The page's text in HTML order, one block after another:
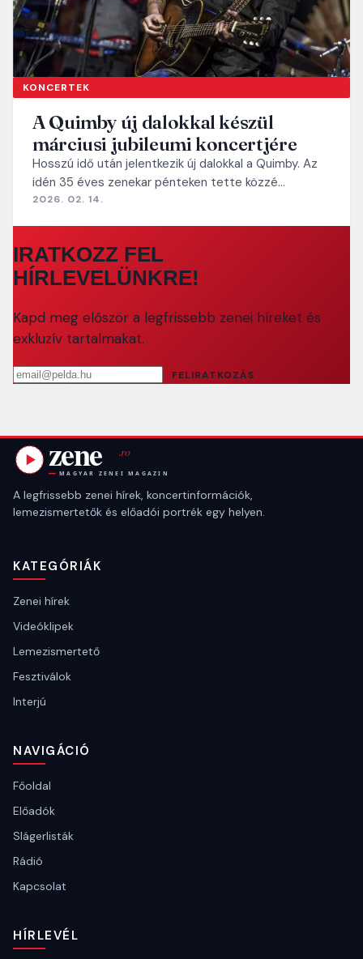
KONCERTEK
A Quimby új dalokkal készül
márciusi jubileumi koncertjére
Hosszú idő után jelentkezik új dalokkal a Quimby. Az
idén 35 éves zenekar pénteken tette közzé…
2026. 02. 14.
IRATKOZZ FEL
HÍRLEVELÜNKRE!
Kapd meg először a legfrissebb zenei híreket és
exkluzív tartalmakat.
Email cím
FELIRATKOZÁS
A legfrissebb zenei hírek, koncertinformációk,
lemezismertetők és előadói portrék egy helyen.
KATEGÓRIÁK
Zenei hírek
Videóklipek
Lemezismertető
Fesztiválok
Interjú
NAVIGÁCIÓ
Főoldal
Előadók
Slágerlisták
Rádió
Kapcsolat
HÍRLEVÉL